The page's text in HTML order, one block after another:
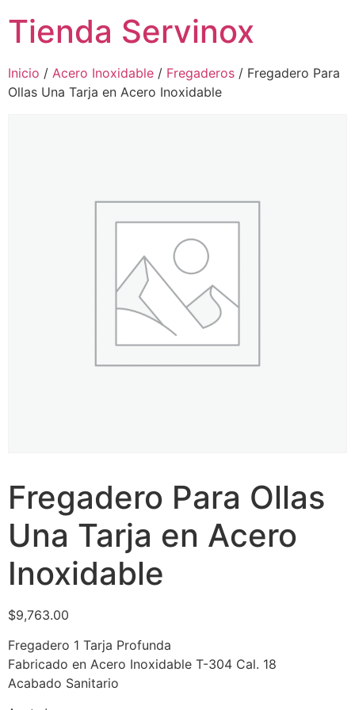
Tienda Servinox
Inicio / Acero Inoxidable / Fregaderos / Fregadero Para
Ollas Una Tarja en Acero Inoxidable
Fregadero Para Ollas
Una Tarja en Acero
Inoxidable
$9,763.00
Fregadero 1 Tarja Profunda
Fabricado en Acero Inoxidable T-304 Cal. 18
Acabado Sanitario